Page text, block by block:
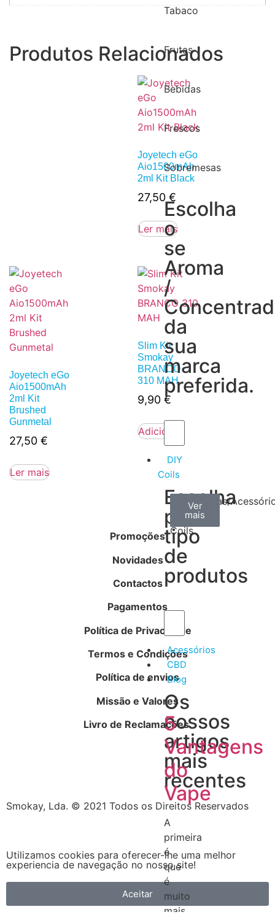
Tabaco
Frutas
Bebidas
Frescos
Sobremesas
Escolha
o
se
Aroma
/
da
sua
marca
preferida.
DIY
Coils
Escolha
por
tipo
de
produtos
Arame
Coils
Ver
mais
Algodão
Ver
mais
Ferramentas/
Ver
mais
Acessórios
CBD
Blog
Os
nossos
artigos
mais
recentes
5
Vantagens
do
Vape
A
primeira
é
que
é
muito
mais
Produtos Relacionados
Joyetech eGo
Aio1500mAh
2ml Kit Black
27,50 €
Ler mais
Joyetech eGo
Aio1500mAh
2ml Kit
Brushed
Gunmetal
27,50 €
Ler mais
Slim Kit
Smokay
BRANCO
310 MAH
9,90 €
Adicionar
Promoções
Novidades
Contactos
Pagamentos
Política de Privacidade
Termos e Condições
Política de envios
Missão e Valores
Livro de Reclamações
Smokay, Lda. © 2021 Todos os Direitos Reservados
Utilizamos cookies para oferecer-lhe uma melhor
experiencia de navegação no nosso site!
Aceitar